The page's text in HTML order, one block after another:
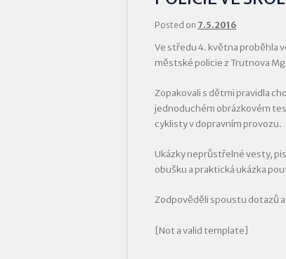
Posted on 7.5.2016
Ve středu 4. května proběhla
městské policie z Trutnova
Zopakovali s dětmi pravidla
jednoduchém obrázkovém
cyklisty v dopravním provozu.
Ukázky neprůstřelné vesty,
obušku a praktická ukázka
Zodpověděli spoustu dotazů
[Not a valid template]